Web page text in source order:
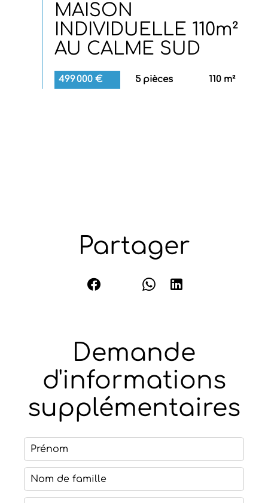
MAISON
INDIVIDUELLE 110m²
AU CALME SUD
499 000 € 5 pièces 110 m²
Partager
Demande
d'informations
supplémentaires